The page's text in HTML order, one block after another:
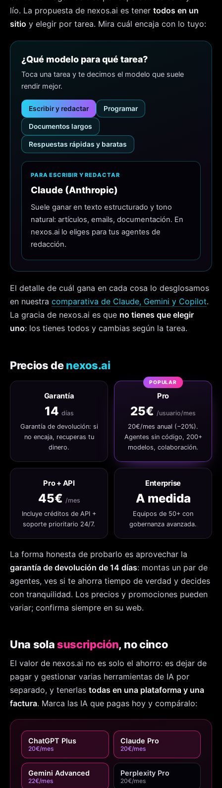
lío. La propuesta de nexos.ai es tener todos en un
sitio y elegir por tarea. Mira cuál encaja con lo tuyo:
¿Qué modelo para qué tarea?
Toca una tarea y te decimos el modelo que suele
rendir mejor.
Escribir y redactar Programar
Documentos largos
Respuestas rápidas y baratas
PARA ESCRIBIR Y REDACTAR
Claude (Anthropic)
Suele ganar en texto estructurado y tono
natural: artículos, emails, documentación. En
nexos.ai lo eliges para tus agentes de
redacción.
El detalle de cuál gana en cada cosa lo desglosamos
en nuestra comparativa de Claude, Gemini y Copilot.
La gracia de nexos.ai es que no tienes que elegir
uno: los tienes todos y cambias según la tarea.
Precios denexos.ai
Garantía
14 días
Garantía de devolución: si
no encaja, recuperas tu
dinero.
Pro
25€ /usuario/mes
20€/mes anual (−20%).
Agentes sin código, 200+
modelos, colaboración.
Pro + API
45€ /mes
Incluye créditos de API +
soporte prioritario 24/7.
Enterprise
A medida
Equipos de 50+ con
gobernanza avanzada.
La forma honesta de probarlo es aprovechar la
garantía de devolución de 14 días: montas un par de
agentes, ves si te ahorra tiempo de verdad y decides
con tranquilidad. Los precios y promociones pueden
variar; confirma siempre en su web.
Una solasuscripción, no cinco
El valor de nexos.ai no es solo el ahorro: es dejar de
pagar y gestionar varias herramientas de IA por
separado, y tenerlas todas en una plataforma y una
factura. Marca las IA que pagas hoy y compáralo:
ChatGPT Plus
20€/mes
Claude Pro
20€/mes
Gemini Advanced
22€/mes
Perplexity Pro
20€/mes